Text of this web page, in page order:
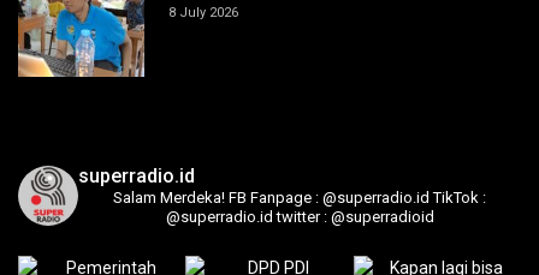
8 July 2026
superradio.id
Salam Merdeka! FB Fanpage : @superradio.id TikTok :
@superradio.id twitter : @superradioid